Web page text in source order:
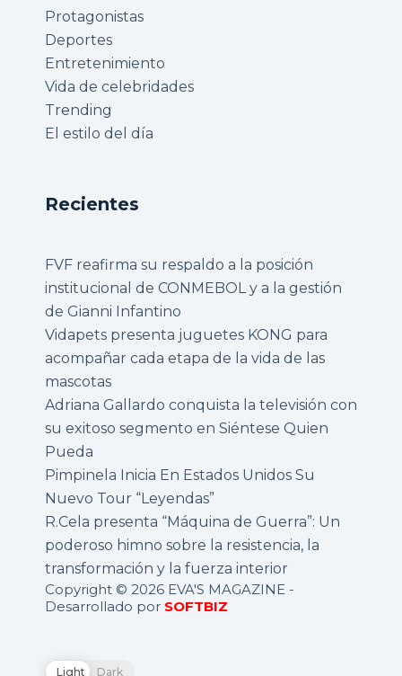
Protagonistas
Deportes
Entretenimiento
Vida de celebridades
Trending
El estilo del día
Recientes
FVF reafirma su respaldo a la posición
institucional de CONMEBOL y a la gestión
de Gianni Infantino
Vidapets presenta juguetes KONG para
acompañar cada etapa de la vida de las
mascotas
Adriana Gallardo conquista la televisión con
su exitoso segmento en Siéntese Quien
Pueda
Pimpinela Inicia En Estados Unidos Su
Nuevo Tour “Leyendas”
R.Cela presenta “Máquina de Guerra”: Un
poderoso himno sobre la resistencia, la
transformación y la fuerza interior
Copyright © 2026 EVA'S MAGAZINE -
Desarrollado por SOFTBIZ
Light Dark